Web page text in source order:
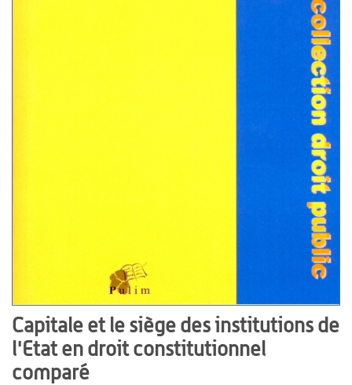
Capitale et le siège des institutions de
l'Etat en droit constitutionnel
comparé